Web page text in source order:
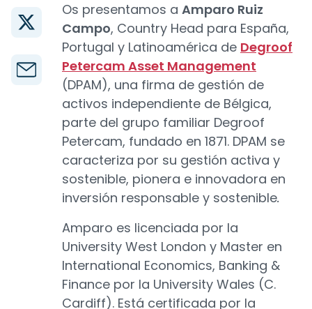
Os presentamos a Amparo Ruiz
Campo, Country Head para España,
Portugal y Latinoamérica de Degroof
Petercam Asset Management
(DPAM), una firma de gestión de
activos indepen­diente de Bélgica,
parte del grupo familiar Degroof
Petercam, fundado en 1871. DPAM se
caracteriza por su gestión activa y
sostenible, pione­ra e innovadora en
inversión responsable y sosteni­ble.
Amparo es licenciada por la
University West London y Master en
International Economics, Banking &
Finance por la University Wales (C.
Cardiff). Está certificada por la